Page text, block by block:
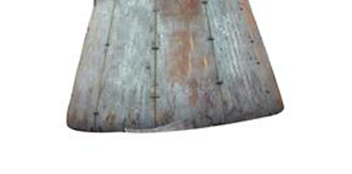
开封球形封头
开封椎体封头
开封库存类
开封热压模具